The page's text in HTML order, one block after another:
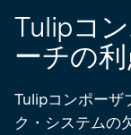
Tulipコ
ーチの利
Tulipコンポーザ
ク・システムの